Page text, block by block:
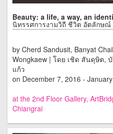
Beauty: a life, a way, an
นิทรรศการงามวิถี ชีวิต อัตลักษณ์
by Cherd Sandusit, Banyat
Wongkaew | โดย เชิด สันดุษิต,
แก้ว
on December 7, 2016 -
at the 2nd Floor Gallery,
Chiangrai